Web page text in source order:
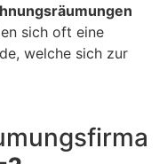
sich oft eine
welche sich zur